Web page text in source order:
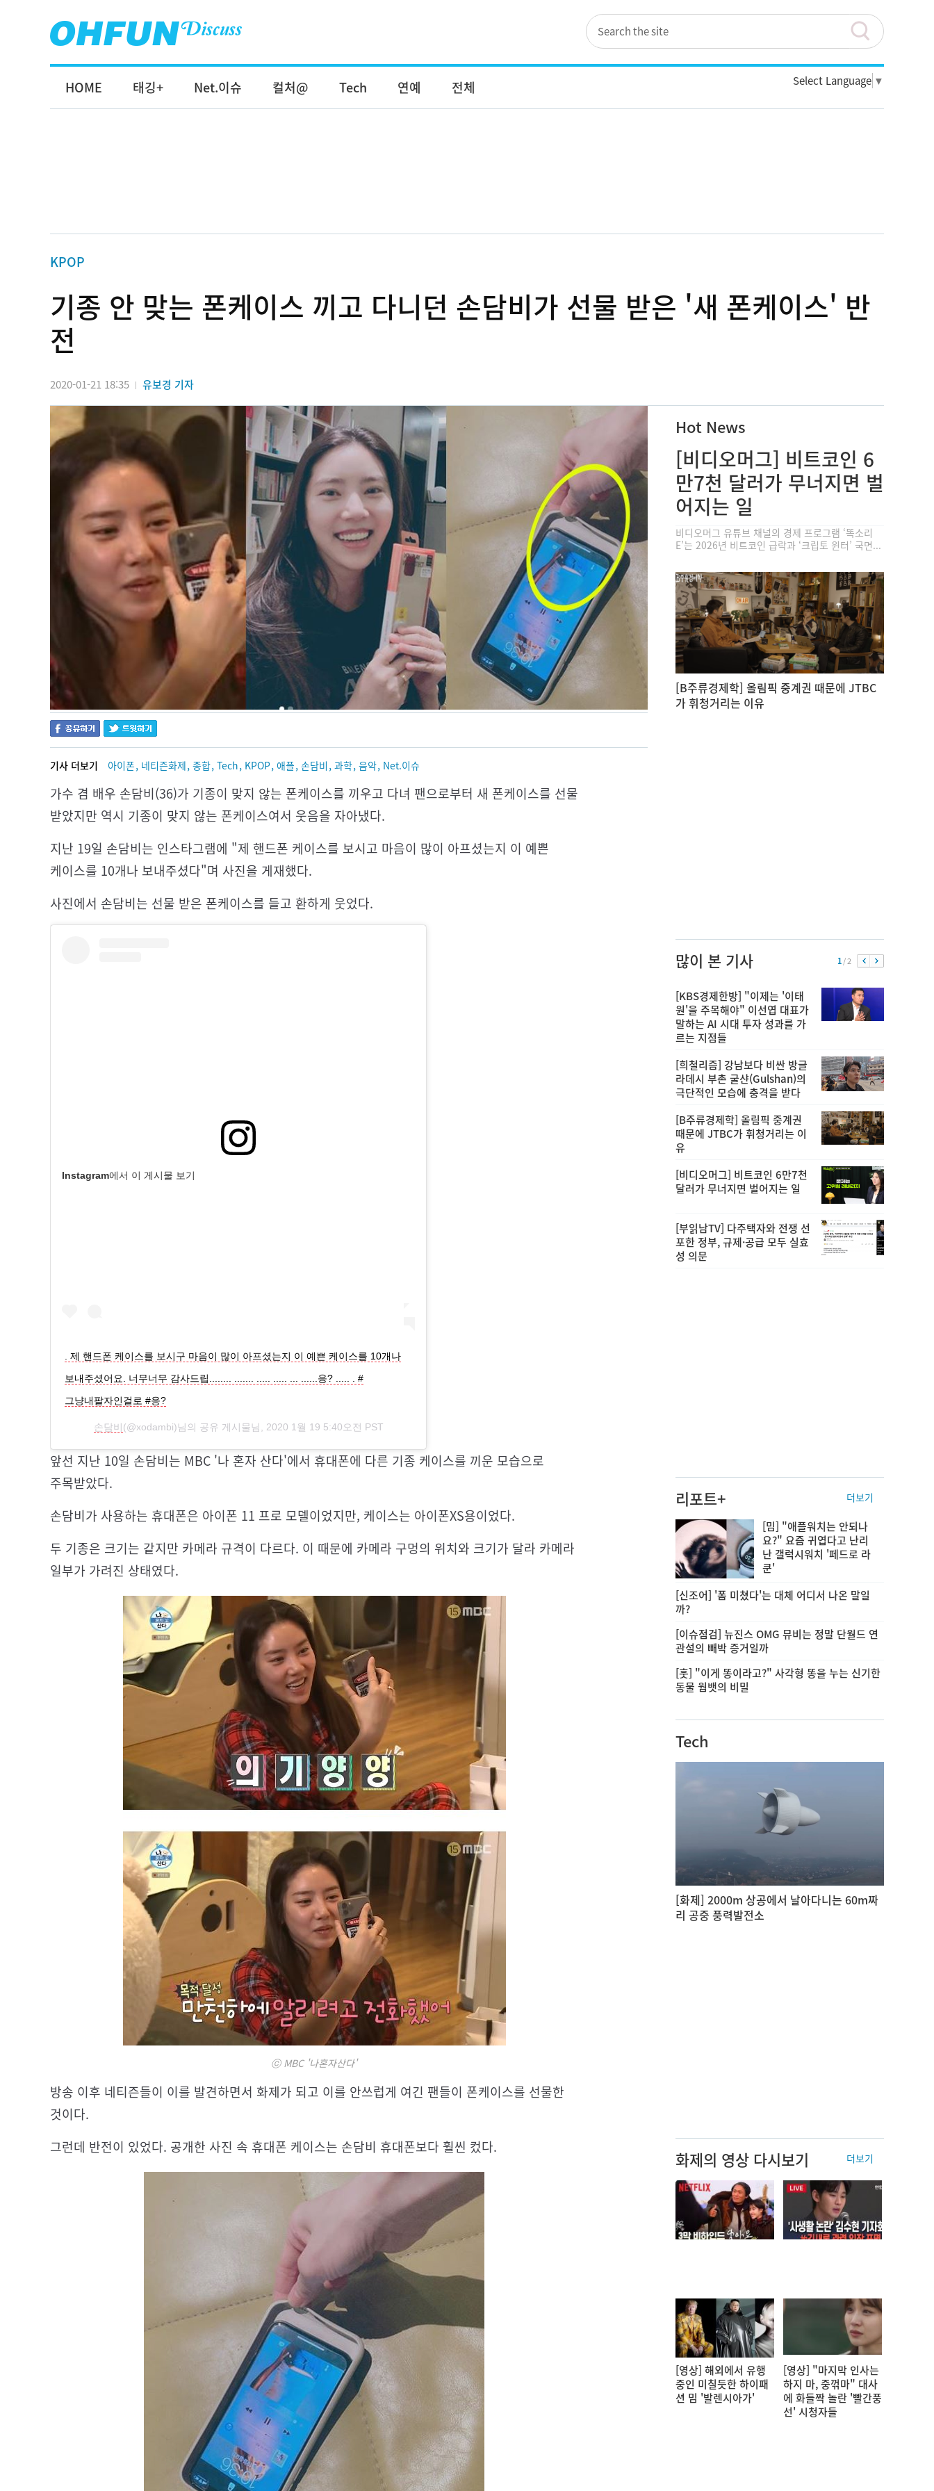
HOME 태깅+ Net.이슈 컬처@ Tech 연예 전체 Select Language ▼
KPOP
기종 안 맞는 폰케이스 끼고 다니던 손담비가 선물 받은 '새 폰케이스' 반
전
2020-01-21 18:35 | 유보경 기자
기사 더보기 아이폰, 네티즌화제, 종합, Tech, KPOP, 애플, 손담비, 과학, 음악, Net.이슈
가수 겸 배우 손담비(36)가 기종이 맞지 않는 폰케이스를 끼우고 다녀 팬으로부터 새 폰케이스를 선물
받았지만 역시 기종이 맞지 않는 폰케이스여서 웃음을 자아냈다.
지난 19일 손담비는 인스타그램에 "제 핸드폰 케이스를 보시고 마음이 많이 아프셨는지 이 예쁜
케이스를 10개나 보내주셨다"며 사진을 게재했다.
사진에서 손담비는 선물 받은 폰케이스를 들고 환하게 웃었다.
Instagram에서 이 게시물 보기
. 제 핸드폰 케이스를 보시구 마음이 많이 아프셨는지 이 예쁜 케이스를 10개나
보내주셨어요. 너무너무 감사드립........ ....... ..... ..... ... ......응? ..... . #
그냥내팔자인걸로 #응?
손담비 (@xodambi)님의 공유 게시물님, 2020 1월 19 5:40오전 PST
앞선 지난 10일 손담비는 MBC '나 혼자 산다'에서 휴대폰에 다른 기종 케이스를 끼운 모습으로
주목받았다.
손담비가 사용하는 휴대폰은 아이폰 11 프로 모델이었지만, 케이스는 아이폰XS용이었다.
두 기종은 크기는 같지만 카메라 규격이 다르다. 이 때문에 카메라 구멍의 위치와 크기가 달라 카메라
일부가 가려진 상태였다.
ⓒ MBC '나혼자산다'
방송 이후 네티즌들이 이를 발견하면서 화제가 되고 이를 안쓰럽게 여긴 팬들이 폰케이스를 선물한
것이다.
그런데 반전이 있었다. 공개한 사진 속 휴대폰 케이스는 손담비 휴대폰보다 훨씬 컸다.
Hot News
[비디오머그] 비트코인 6
만7천 달러가 무너지면 벌
어지는 일
비디오머그 유튜브 채널의 경제 프로그램 ‘똑소리
E’는 2026년 비트코인 급락과 ‘크립토 윈터’ 국면...
[B주류경제학] 올림픽 중계권 때문에 JTBC
가 휘청거리는 이유
많이 본 기사 1/ 2
[KBS경제한방] "이제는 '이태
원'을 주목해야" 이선엽 대표가
말하는 AI 시대 투자 성과를 가
르는 지점들
[희철리즘] 강남보다 비싼 방글
라데시 부촌 굴샨(Gulshan)의
극단적인 모습에 충격을 받다
[B주류경제학] 올림픽 중계권
때문에 JTBC가 휘청거리는 이
유
[비디오머그] 비트코인 6만7천
달러가 무너지면 벌어지는 일
[부읽남TV] 다주택자와 전쟁 선
포한 정부, 규제·공급 모두 실효
성 의문
리포트+ 더보기
[밈] "애플워치는 안되나
요?" 요즘 귀엽다고 난리
난 갤럭시워치 '페드로 라
쿤'
[신조어] '폼 미쳤다'는 대체 어디서 나온 말일
까?
[이슈점검] 뉴진스 OMG 뮤비는 정말 단월드 연
관설의 빼박 증거일까
[훗] "이게 똥이라고?" 사각형 똥을 누는 신기한
동물 웜뱃의 비밀
Tech
[화제] 2000m 상공에서 날아다니는 60m짜
리 공중 풍력발전소
화제의 영상 다시보기 더보기
[영상] 해외에서 유행
중인 미칠듯한 하이패
션 밈 '발렌시아가'
[영상] "마지막 인사는
하지 마, 중꺾마" 대사
에 화들짝 놀란 '빨간풍
선' 시청자들